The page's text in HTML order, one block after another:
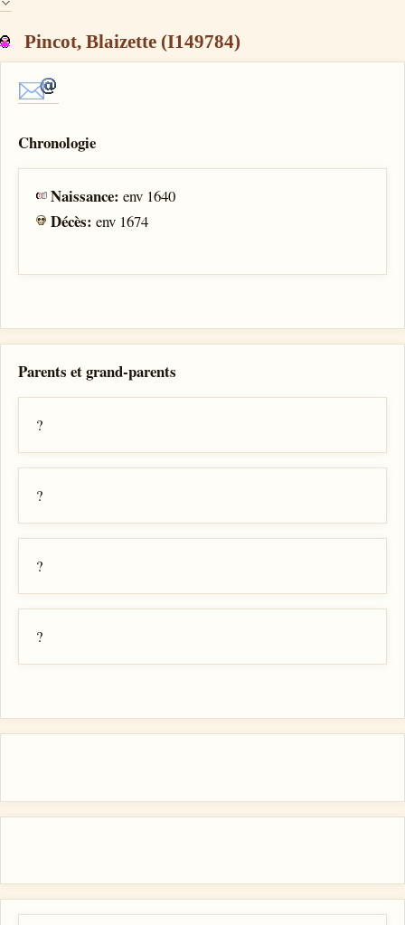
Pincot, Blaizette (I149784)
Chronologie
Naissance:env 1640
Décès:env 1674
Parents et grand-parents
?
?
?
?